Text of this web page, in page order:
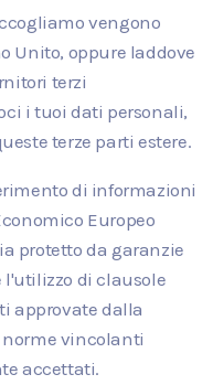
vengono
Unito, oppure laddove
terzi
i tuoi dati personali,
terze parti estere.
di informazioni
Europeo
protetto da garanzie
di clausole
approvate dalla
norme vincolanti
accettati.